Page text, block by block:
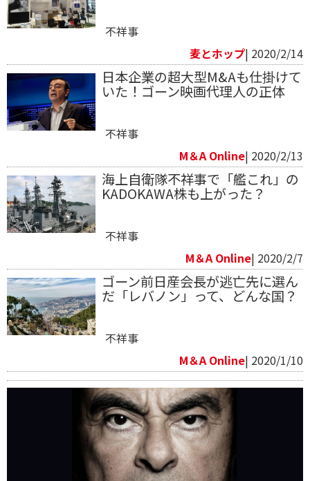
不祥事
麦とホップ| 2020/2/14
日本企業の超大型M&Aも仕掛けて
いた！ゴーン映画代理人の正体
不祥事
M＆A Online| 2020/2/13
海上自衛隊不祥事で「艦これ」の
KADOKAWA株も上がった？
不祥事
M＆A Online| 2020/2/7
ゴーン前日産会長が逃亡先に選ん
だ「レバノン」って、どんな国？
不祥事
M＆A Online| 2020/1/10